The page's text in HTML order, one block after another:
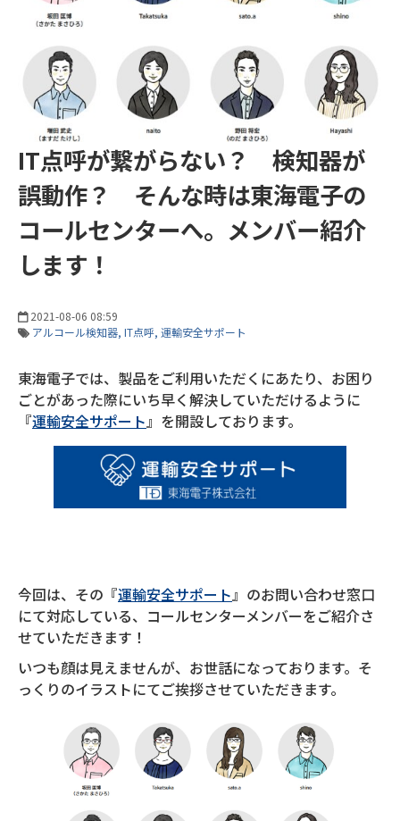
IT点呼が繋がらない？ 検知器が
誤動作？ そんな時は東海電子の
コールセンターへ。メンバー紹介
します！
2021-08-06 08:59
アルコール検知器 IT点呼 運輸安全サポート
東海電子では、製品をご利用いただくにあたり、お困り
ごとがあった際にいち早く解決していただけるように
『運輸安全サポート』を開設しております。
今回は、その『運輸安全サポート』のお問い合わせ窓口
にて対応している、コールセンターメンバーをご紹介さ
せていただきます！
いつも顔は見えませんが、お世話になっております。そ
っくりのイラストにてご挨拶させていただきます。